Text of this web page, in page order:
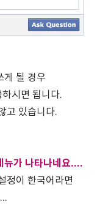
게 될 경우
시면 됩니다.
고 있습니다.
뉴가 나타나네요....
정이 한국어라면